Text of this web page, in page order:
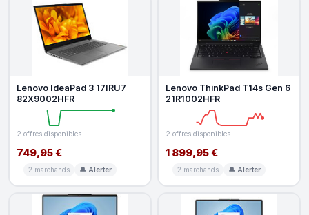
Lenovo IdeaPad 3 17IRU7
82X9002HFR
2 offres disponibles
749,95 €
2 marchands 🔔 Alerter
Lenovo ThinkPad T14s Gen 6
21R1002HFR
2 offres disponibles
1 899,95 €
2 marchands 🔔 Alerter